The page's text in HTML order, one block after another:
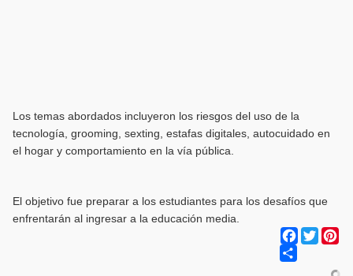
Los temas abordados incluyeron los riesgos del uso de la
tecnología, grooming, sexting, estafas digitales, autocuidado en
el hogar y comportamiento en la vía pública.
El objetivo fue preparar a los estudiantes para los desafíos que
enfrentarán al ingresar a la educación media.
Facebook
Twitter